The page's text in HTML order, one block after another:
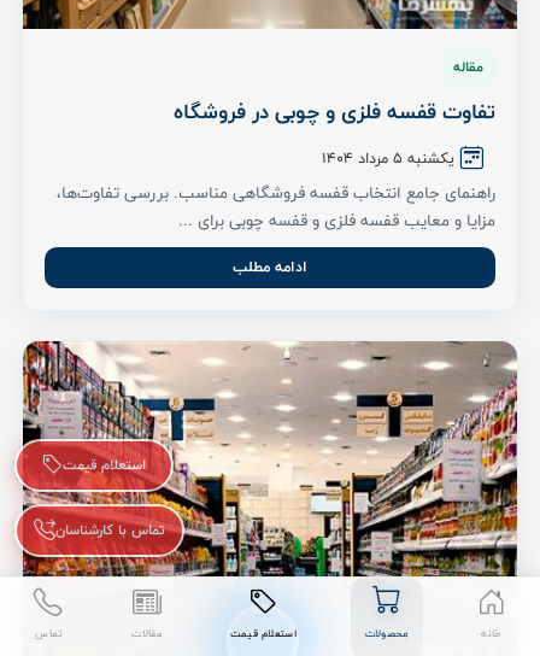
مقاله
تفاوت قفسه فلزی و چوبی در فروشگاه
یکشنبه 5 مرداد ۱۴۰۴
راهنمای جامع انتخاب قفسه فروشگاهی مناسب. بررسی تفاوت‌ها،
مزایا و معایب قفسه فلزی و قفسه چوبی برای ...
ادامه مطلب
تماس با کارشناسان
استعلام قیمت
خانه محصولات استعلام قیمت مقالات تماس